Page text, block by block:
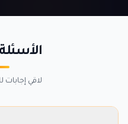
لاقي إجابات